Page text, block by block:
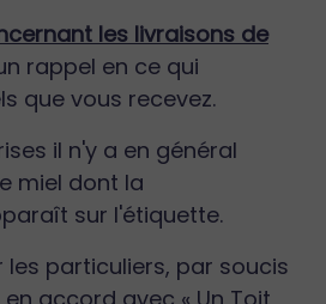
les livraisons de
rappel en ce qui
que vous recevez.
il n'y a en général
miel dont la
sur l'étiquette.
particuliers, par soucis